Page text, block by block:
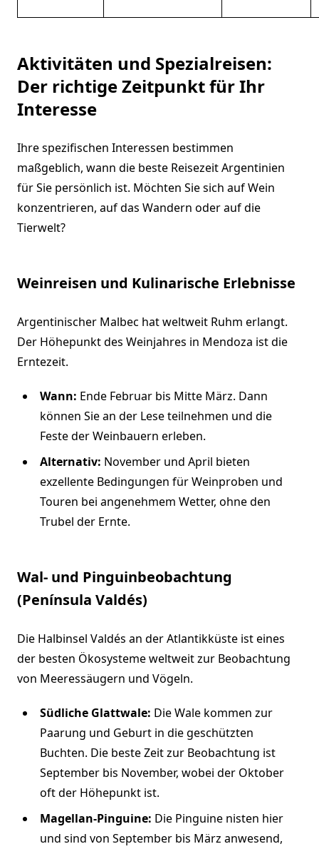
Aktivitäten und Spezialreisen:
Der richtige Zeitpunkt für Ihr
Interesse
Ihre spezifischen Interessen bestimmen
maßgeblich, wann die beste Reisezeit Argentinien
für Sie persönlich ist. Möchten Sie sich auf Wein
konzentrieren, auf das Wandern oder auf die
Tierwelt?
Weinreisen und Kulinarische Erlebnisse
Argentinischer Malbec hat weltweit Ruhm erlangt.
Der Höhepunkt des Weinjahres in Mendoza ist die
Erntezeit.
Wann: Ende Februar bis Mitte März. Dann
können Sie an der Lese teilnehmen und die
Feste der Weinbauern erleben.
Alternativ: November und April bieten
exzellente Bedingungen für Weinproben und
Touren bei angenehmem Wetter, ohne den
Trubel der Ernte.
Wal- und Pinguinbeobachtung
(Península Valdés)
Die Halbinsel Valdés an der Atlantikküste ist eines
der besten Ökosysteme weltweit zur Beobachtung
von Meeressäugern und Vögeln.
Südliche Glattwale: Die Wale kommen zur
Paarung und Geburt in die geschützten
Buchten. Die beste Zeit zur Beobachtung ist
September bis November, wobei der Oktober
oft der Höhepunkt ist.
Magellan-Pinguine: Die Pinguine nisten hier
und sind von September bis März anwesend,